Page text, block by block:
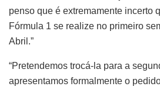
penso que é extremamente incerto
Fórmula 1 se realize no primeiro
Abril.”
“Pretendemos trocá-la para a
apresentamos formalmente o